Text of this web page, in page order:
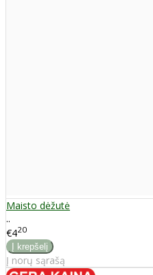
Maisto dėžutė
..
€420
Į norų sąrašą